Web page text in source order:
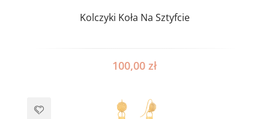
Kolczyki Koła Na Sztyfcie
100,00 zł